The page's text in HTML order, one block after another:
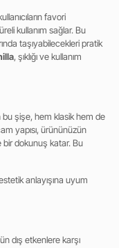
favori
kullanım sağlar. Bu
taşıyabilecekleri pratik
, şıklığı ve kullanım
bu şişe, hem klasik hem de
yapısı, ürününüzün
bir dokunuş katar. Bu
anlayışına uyum
dış etkenlere karşı